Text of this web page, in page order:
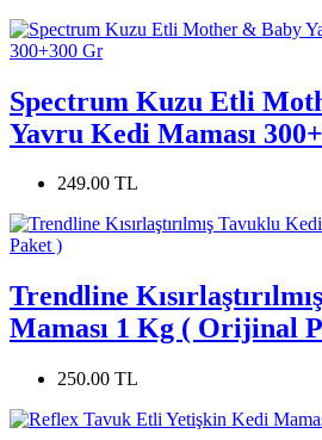
Spectrum Kuzu Etli
Yavru Kedi Maması
249.00 TL
Trendline
Maması 1 Kg ( Orijinal
250.00 TL